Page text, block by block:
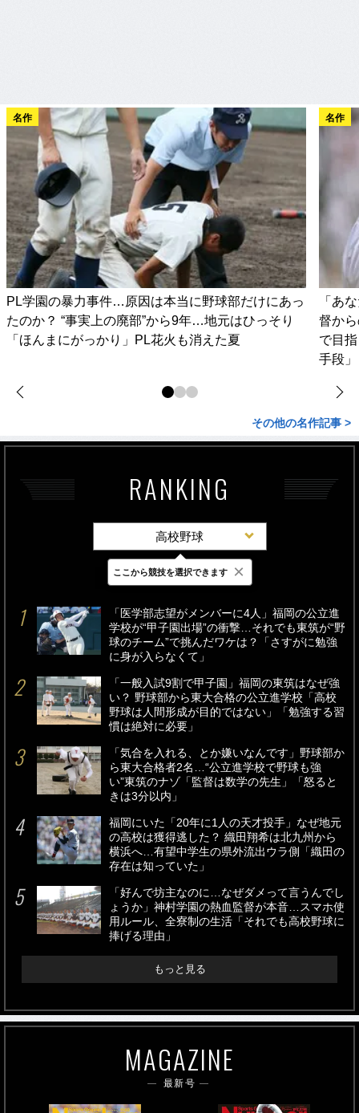
名作
PL学園の暴力事件…原因は本当に野球部だけにあっ
たのか？ “事実上の廃部”から9年…地元はひっそり
「ほんまにがっかり」PL花火も消えた夏
名作
「あ
督か
で目
手段」
その他の名作記事 >
RANKING
高校野球
最新 24時間 週間
「医学部志望がメンバーに4人」福岡の公立進
学校が“甲子園出場”の衝撃…それでも東筑が“野
球のチーム”で挑んだワケは？「さすがに勉強
に身が入らなくて」
「一般入試9割で甲子園」福岡の東筑はなぜ強
い？ 野球部から東大合格の公立進学校「高校
野球は人間形成が目的ではない」「勉強する習
慣は絶対に必要」
「気合を入れる、とか嫌いなんです」野球部か
ら東大合格者2名…“公立進学校で野球も強
い”東筑のナゾ「監督は数学の先生」「怒ると
きは3分以内」
福岡にいた「20年に1人の天才投手」なぜ地元
の高校は獲得逃した？ 織田翔希は北九州から
横浜へ…有望中学生の県外流出ウラ側「織田の
存在は知っていた」
「好んで坊主なのに…なぜダメって言うんでし
ょうか」神村学園の熱血監督が本音…スマホ使
用ルール、全寮制の生活「それでも高校野球に
捧げる理由」
もっと見る
MAGAZINE
最新号
ここから競技を選択できます ×